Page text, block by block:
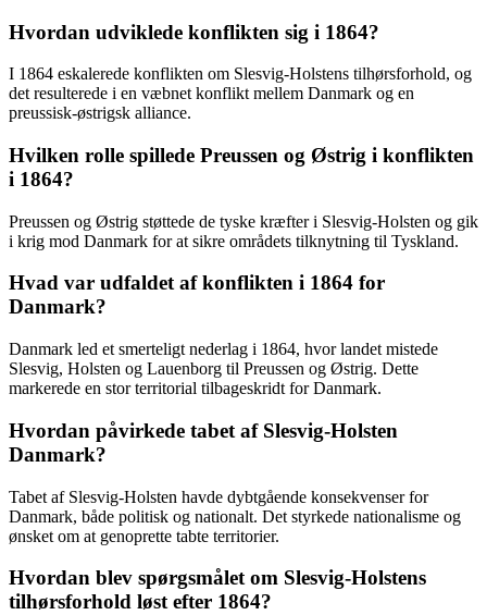
Hvordan udviklede konflikten sig i 1864?
I 1864 eskalerede konflikten om Slesvig-Holstens tilhørsforhold, og
det resulterede i en væbnet konflikt mellem Danmark og en
preussisk-østrigsk alliance.
Hvilken rolle spillede Preussen og Østrig i konflikten
i 1864?
Preussen og Østrig støttede de tyske kræfter i Slesvig-Holsten og gik
i krig mod Danmark for at sikre områdets tilknytning til Tyskland.
Hvad var udfaldet af konflikten i 1864 for
Danmark?
Danmark led et smerteligt nederlag i 1864, hvor landet mistede
Slesvig, Holsten og Lauenborg til Preussen og Østrig. Dette
markerede en stor territorial tilbageskridt for Danmark.
Hvordan påvirkede tabet af Slesvig-Holsten
Danmark?
Tabet af Slesvig-Holsten havde dybtgående konsekvenser for
Danmark, både politisk og nationalt. Det styrkede nationalisme og
ønsket om at genoprette tabte territorier.
Hvordan blev spørgsmålet om Slesvig-Holstens
tilhørsforhold løst efter 1864?